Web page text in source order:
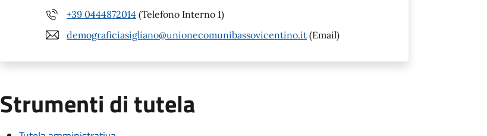
+39 0444872014 (Telefono Interno 1)
demograficiasigliano@unionecomunibassovicentino.it (Email)
Strumenti di tutela